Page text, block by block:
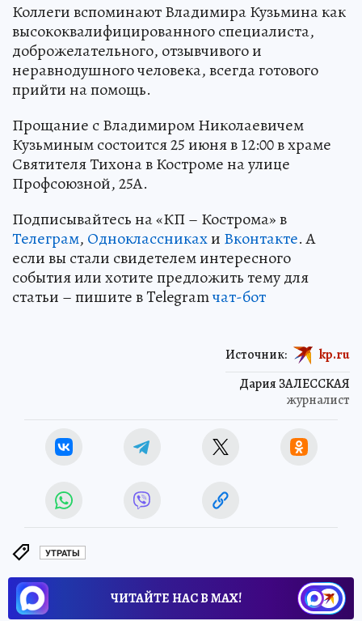
Коллеги вспоминают Владимира Кузьмина как
высококвалифицированного специалиста,
доброжелательного, отзывчивого и
неравнодушного человека, всегда готового
прийти на помощь.
Прощание с Владимиром Николаевичем
Кузьминым состоится 25 июня в 12:00 в храме
Святителя Тихона в Костроме на улице
Профсоюзной, 25А.
Подписывайтесь на «КП – Кострома» в
Телеграм, Одноклассникахи Вконтакте. А
если вы стали свидетелем интересного
события или хотите предложить тему для
статьи – пишите в Telegramчат-бот
Дария ЗАЛЕССКАЯ
журналист
Источник: kp.ru
УТРАТЫ
ЧИТАЙТЕ НАС В МАХ!